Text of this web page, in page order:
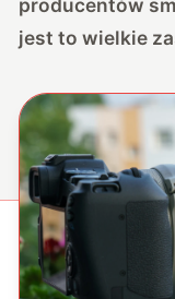
producentów
jest to wielkie